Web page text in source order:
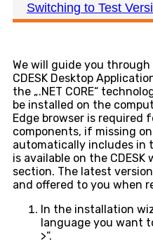
Switching to Test
We will guide you
CDESK Desktop
the „.NET CORE“
be installed on the
Edge browser is
components, if missing
automatically includes in
is available on the
section. The latest
and offered to you when
In the installation
language you want
>“.